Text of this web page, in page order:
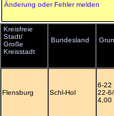
Änderung oder Fehler melden
Kreisfreie
Stadt/
Große
Kreisstadt
Bundesland
Flensburg Schl-Hol
6-22
22-
4,00